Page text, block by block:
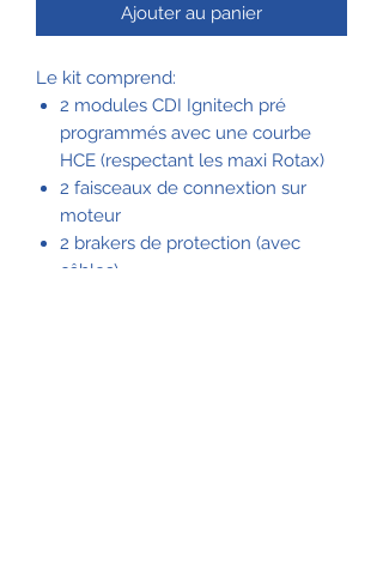
Ajouter au panier
Le kit comprend:
2 modules CDI Ignitech pré
programmés avec une courbe
HCE (respectant les maxi Rotax)
2 faisceaux de connextion sur
moteur
2 brakers de protection (avec
câbles)